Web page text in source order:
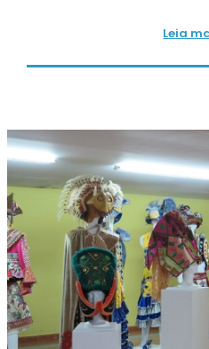
Leia